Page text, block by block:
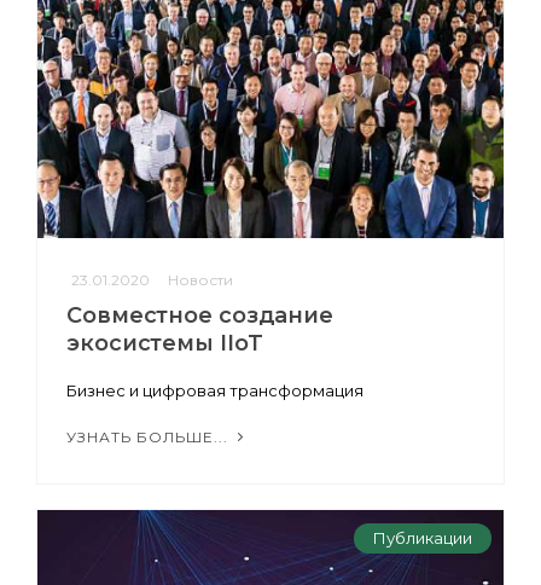
23.01.2020 Новости
Совместное создание
экосистемы IIoT
Бизнес и цифровая трансформация
УЗНАТЬ БОЛЬШЕ...
Публикации